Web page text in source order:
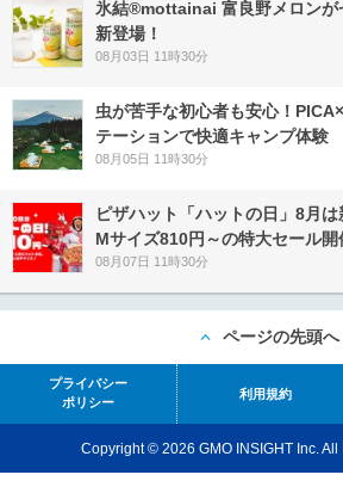
氷結®mottainai 富良野メロンが
新登場！
08月03日 11時30分
虫が苦手な初心者も安心！
テーションで快適キャンプ体験
08月05日 11時30分
ピザハット「ハットの日」8月は
Mサイズ810円～の特大セール開
08月07日 11時30分
ページの先頭へ
プライバシー
ポリシー
利用規約
Copyright © 2026 GMO INSIGHT Inc. All